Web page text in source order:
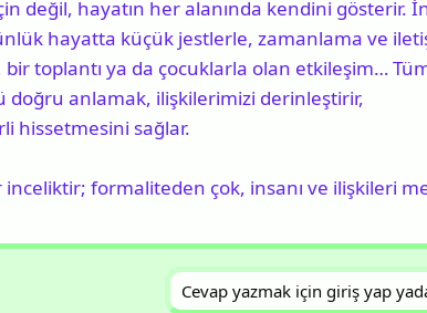
değil, hayatın her alanında kendini gösterir.
hayatta küçük jestlerle, zamanlama ve
toplantı ya da çocuklarla olan etkileşim…
doğru anlamak, ilişkilerimizi derinleştirir,
hissetmesini sağlar.
formaliteden çok, insanı ve ilişkileri
Cevap yazmak için giriş yap